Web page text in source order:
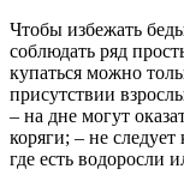
Чтобы избежать
соблюдать ряд
купаться можно
присутствии
– на дне могут
коряги; – не
где есть водоросли